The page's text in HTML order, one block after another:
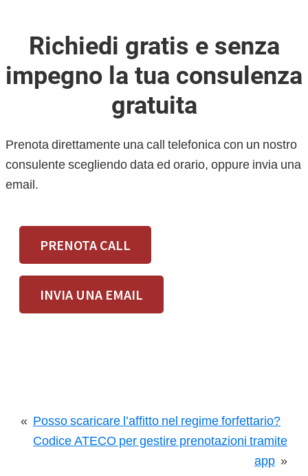
Richiedi gratis e senza
impegno la tua consulenza
gratuita
Prenota direttamente una call telefonica con un nostro
consulente scegliendo data ed orario, oppure invia una
email.
PRENOTA CALL
INVIA UNA EMAIL
« Posso scaricare l’affitto nel regime forfettario?
Codice ATECO per gestire prenotazioni tramite
app »